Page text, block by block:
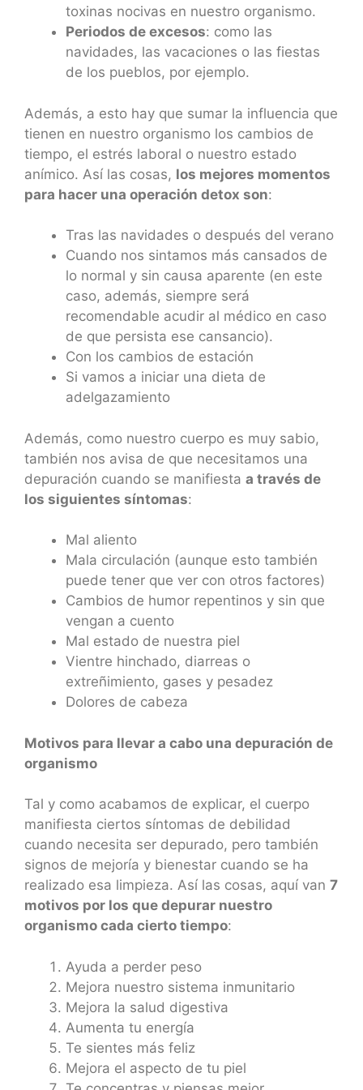
toxinas nocivas en nuestro organismo.
Periodos de excesos: como las
navidades, las vacaciones o las fiestas
de los pueblos, por ejemplo.
Además, a esto hay que sumar la influencia que
tienen en nuestro organismo los cambios de
tiempo, el estrés laboral o nuestro estado
anímico. Así las cosas, los mejores momentos
para hacer una operación detox son:
Tras las navidades o después del verano
Cuando nos sintamos más cansados de
lo normal y sin causa aparente (en este
caso, además, siempre será
recomendable acudir al médico en caso
de que persista ese cansancio).
Con los cambios de estación
Si vamos a iniciar una dieta de
adelgazamiento
Además, como nuestro cuerpo es muy sabio,
también nos avisa de que necesitamos una
depuración cuando se manifiesta a través de
los siguientes síntomas:
Mal aliento
Mala circulación (aunque esto también
puede tener que ver con otros factores)
Cambios de humor repentinos y sin que
vengan a cuento
Mal estado de nuestra piel
Vientre hinchado, diarreas o
extreñimiento, gases y pesadez
Dolores de cabeza
Motivos para llevar a cabo una depuración de
organismo
Tal y como acabamos de explicar, el cuerpo
manifiesta ciertos síntomas de debilidad
cuando necesita ser depurado, pero también
signos de mejoría y bienestar cuando se ha
realizado esa limpieza. Así las cosas, aquí van 7
motivos por los que depurar nuestro
organismo cada cierto tiempo:
Ayuda a perder peso
Mejora nuestro sistema inmunitario
Mejora la salud digestiva
Aumenta tu energía
Te sientes más feliz
Mejora el aspecto de tu piel